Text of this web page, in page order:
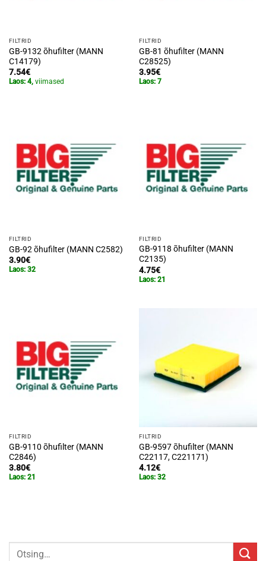
FILTRID
GB-9132 õhufilter (MANN
C14179)
7.54€
Laos: 4,viimased
FILTRID
GB-81 õhufilter (MANN
C28525)
3.95€
Laos: 7
FILTRID
GB-92 õhufilter (MANN C2582)
3.90€
Laos: 32
FILTRID
GB-9118 õhufilter (MANN
C2135)
4.75€
Laos: 21
FILTRID
GB-9110 õhufilter (MANN
C2846)
3.80€
Laos: 21
FILTRID
GB-9597 õhufilter (MANN
C22117, C221171)
4.12€
Laos: 32
Otsi: